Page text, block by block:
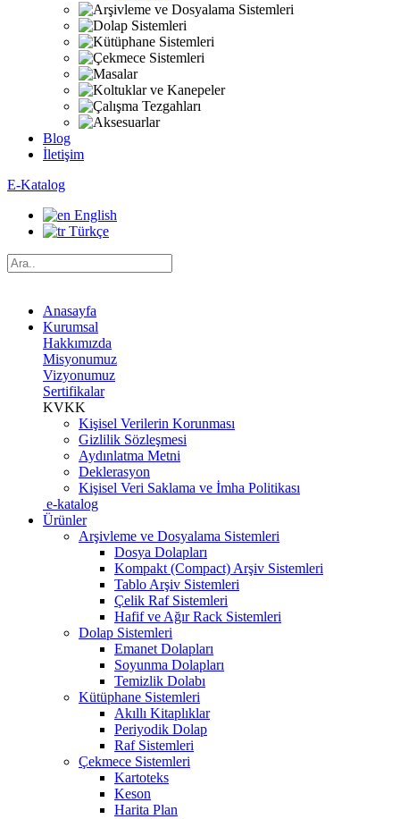
Blog
İletişim
E-Katalog
English
Türkçe
Anasayfa
Kurumsal
Hakkımızda
Misyonumuz
Vizyonumuz
Sertifikalar
KVKK
Kişisel Verilerin Korunması
Gizlilik Sözleşmesi
Aydınlatma Metni
Deklerasyon
Kişisel Veri Saklama ve İmha Politikası
e-katalog
Ürünler
Arşivleme ve Dosyalama Sistemleri
Dosya Dolapları
Kompakt (Compact) Arşiv Sistemleri
Tablo Arşiv Sistemleri
Çelik Raf Sistemleri
Hafif ve Ağır Rack Sistemleri
Dolap Sistemleri
Emanet Dolapları
Soyunma Dolapları
Temizlik Dolabı
Kütüphane Sistemleri
Akıllı Kitaplıklar
Periyodik Dolap
Raf Sistemleri
Çekmece Sistemleri
Kartoteks
Keson
Harita Plan